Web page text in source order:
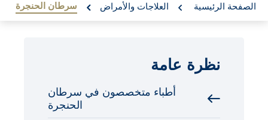
الصفحة الرئيسية العلاجات والأمراض سرطان الحنجرة
نظرة عامة
أطباء متخصصون في سرطان
الحنجرة